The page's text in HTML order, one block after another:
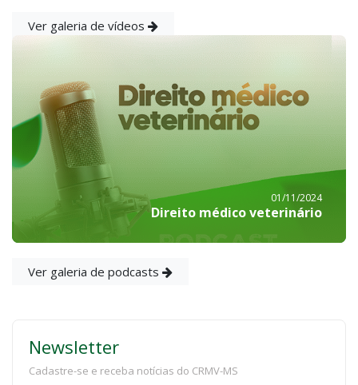
Ver galeria de vídeos
01/11/2024
Direito médico veterinário
Ver galeria de podcasts
Newsletter
Cadastre-se e receba notícias do CRMV-MS